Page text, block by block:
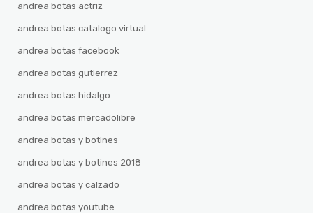
andrea botas actriz
andrea botas catalogo virtual
andrea botas facebook
andrea botas gutierrez
andrea botas hidalgo
andrea botas mercadolibre
andrea botas y botines
andrea botas y botines 2018
andrea botas y calzado
andrea botas youtube